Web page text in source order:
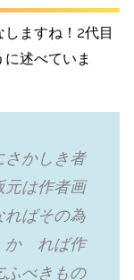
ますね！2代目
述べていま
かしき者
元は作者画
ばその為
かゝれば作
べきもの